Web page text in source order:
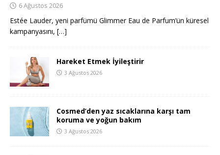
6 Ağustos 2026
Estée Lauder, yeni parfümü Glimmer Eau de Parfum’ün küresel
kampanyasını, […]
Hareket Etmek İyileştirir
3 Ağustos 2026
Cosmed’den yaz sıcaklarına karşı tam
koruma ve yoğun bakım
3 Ağustos 2026